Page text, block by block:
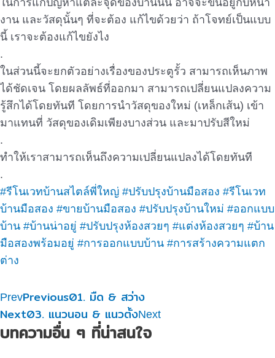
ในการแก้ปัญหาแต่ละจุดของบ้านนั้น อาจจะขึ้นอยู่กับหน้า
งาน และวัสดุนั้นๆ ที่จะต้อง แก้ไขด้วยว่า ถ้าโจทย์เป็นแบบ
นี้ เราจะต้องแก้ไขยังไง
.
ในส่วนนี้จะยกตัวอย่างเรื่องของประตูรั้ว สามารถเห็นภาพ
ได้ชัดเจน โดยผลลัพธ์ที่ออกมา สามารถเปลี่ยนแปลงความ
รู้สึกได้โดยทันที โดยการนำวัสดุของใหม่ (เหล็กเส้น) เข้า
มาแทนที่ วัสดุของเดิมเพียงบางส่วน และมาปรับสีใหม่
.
ทำให้เราสามารถเห็นถึงความเปลี่ยนแปลงได้โดยทันที
.
#รีโนเวทบ้านสไตล์พี่ใหญ่ #ปรับปรุงบ้านมือสอง #รีโนเวท
บ้านมือสอง #ขายบ้านมือสอง #ปรับปรุงบ้านใหม่ #ออกแบบ
บ้าน #บ้านน่าอยู่ #ปรับปรุงห้องสวยๆ #แต่งห้องสวยๆ #บ้าน
มือสองพร้อมอยู่ #การออกแบบบ้าน #การสร้างความแตก
ต่าง
PrevPrevious01. มืด & สว่าง
Next03. แนวนอน & แนวตั้งNext
บทความอื่น ๆ ที่น่าสนใจ